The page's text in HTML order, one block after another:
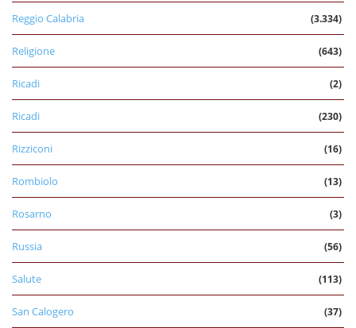
Reggio Calabria (3.334)
Religione (643)
Ricadi (2)
Ricadi (230)
Rizziconi (16)
Rombiolo (13)
Rosarno (3)
Russia (56)
Salute (113)
San Calogero (37)